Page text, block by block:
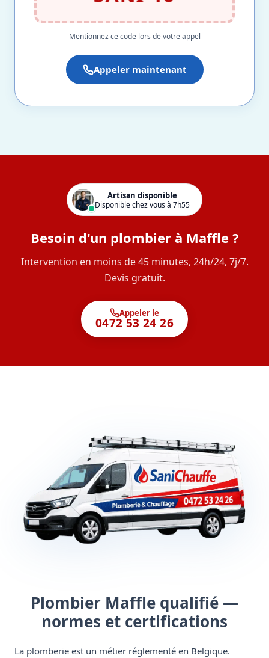
Mentionnez ce code lors de votre appel
Appeler maintenant
Artisan disponible
Disponible chez vous à 7h55
Besoin d'un plombier à Maffle ?
Intervention en moins de 45 minutes, 24h/24, 7j/7.
Devis gratuit.
Appeler le
0472 53 24 26
Plombier Maffle qualifié —
normes et certifications
La plomberie est un métier réglementé en Belgique.